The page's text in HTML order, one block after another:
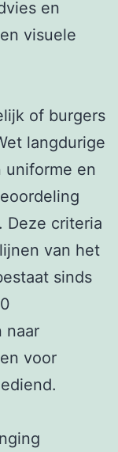
en
visuele
of burgers
langdurige
uniforme en
Deze criteria
van het
sinds
naar
voor